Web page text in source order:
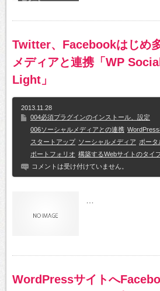
Twitter、Facebookはじめ
メディアと連携「WP
Light」
2013.11.28
004必須プラグインのインストール、設定
006ソーシャルメディアとの連携
スタートアップ ソーシャルメディア ポータ
ポートフォリオ 構築するWebサイトのタイ
コメントは受け付けていません。
WordPressサイトへ